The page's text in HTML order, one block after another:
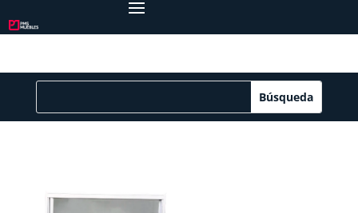
Librero pts. cristal
corredizas